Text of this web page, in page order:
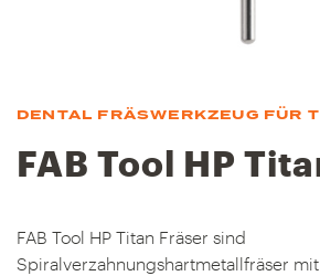
DENTAL FRÄSWERKZEUG FÜR
FAB Tool HP
FAB Tool HP Titan Fräser sind
Spiralverzahnungshartmetallfräser